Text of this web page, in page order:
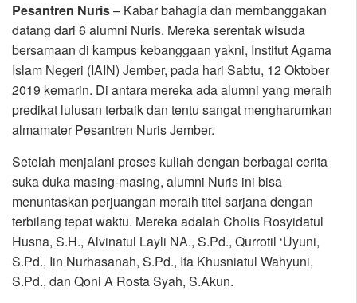
Pesantren Nuris– Kabar bahagia dan membanggakan
datang dari 6 alumni Nuris. Mereka serentak wisuda
bersamaan di kampus kebanggaan yakni, Institut Agama
Islam Negeri (IAIN) Jember, pada hari Sabtu, 12 Oktober
2019 kemarin. Di antara mereka ada alumni yang meraih
predikat lulusan terbaik dan tentu sangat mengharumkan
almamater Pesantren Nuris Jember.
Setelah menjalani proses kuliah dengan berbagai cerita
suka duka masing-masing, alumni Nuris ini bisa
menuntaskan perjuangan meraih titel sarjana dengan
terbilang tepat waktu. Mereka adalah Cholis Rosyidatul
Husna, S.H., Alvinatul Layli NA., S.Pd., Qurrotil ‘Uyuni,
S.Pd., Iin Nurhasanah, S.Pd., Ifa Khusniatul Wahyuni,
S.Pd., dan Qoni A Rosta Syah, S.Akun.